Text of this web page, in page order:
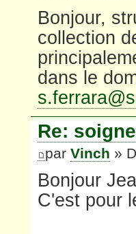
Bonjour,
collection
dans le
Re:
par Vinch »
Bonjour
C'est pour